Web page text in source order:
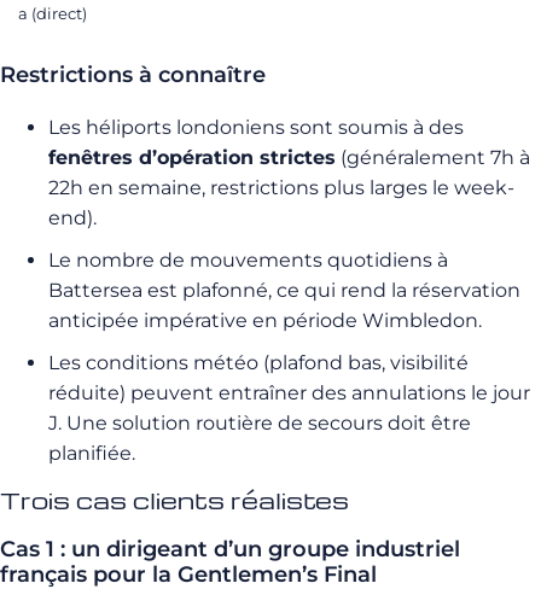
a (direct)
Restrictions à connaître
Les héliports londoniens sont soumis à des
fenêtres d’opération strictes (généralement 7h à
22h en semaine, restrictions plus larges le week-
end).
Le nombre de mouvements quotidiens à
Battersea est plafonné, ce qui rend la réservation
anticipée impérative en période Wimbledon.
Les conditions météo (plafond bas, visibilité
réduite) peuvent entraîner des annulations le jour
J. Une solution routière de secours doit être
planifiée.
Trois cas clients réalistes
Cas 1 : un dirigeant d’un groupe industriel
français pour la Gentlemen’s Final